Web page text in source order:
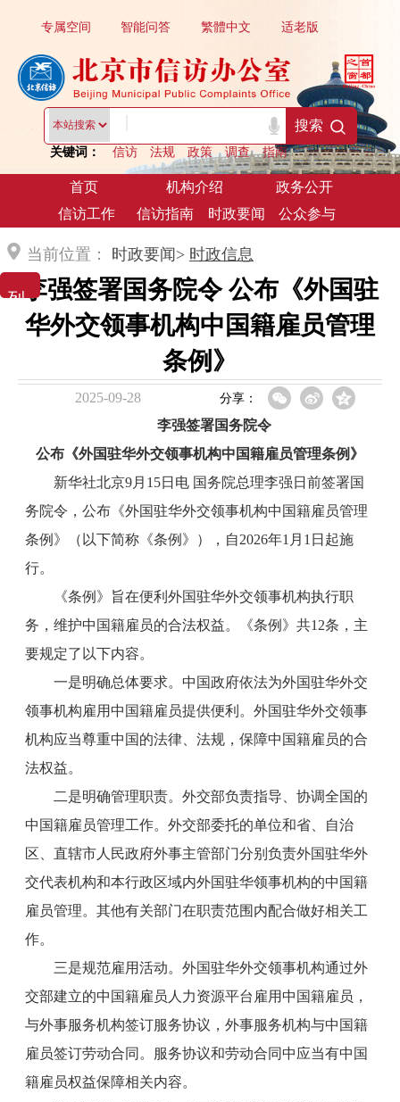
关键词： 信访 法规 政策 调查 指南
搜索
繁體中文
专属空间 适老版
智能问答
首页 机构介绍
政务公开
信访工作
信访指南 时政要闻 公众参与
当前位置： 时政要闻> 时政信息
李强签署国务院令 公布《外国驻
华外交领事机构中国籍雇员管理
条例》
2025-09-28 分享：
李强签署国务院令
公布《外国驻华外交领事机构中国籍雇员管理条例》
新华社北京9月15日电 国务院总理李强日前签署国
务院令，公布《外国驻华外交领事机构中国籍雇员管理
条例》（以下简称《条例》），自2026年1月1日起施
行。
《条例》旨在便利外国驻华外交领事机构执行职
务，维护中国籍雇员的合法权益。《条例》共12条，主
要规定了以下内容。
一是明确总体要求。中国政府依法为外国驻华外交
领事机构雇用中国籍雇员提供便利。外国驻华外交领事
机构应当尊重中国的法律、法规，保障中国籍雇员的合
法权益。
二是明确管理职责。外交部负责指导、协调全国的
中国籍雇员管理工作。外交部委托的单位和省、自治
区、直辖市人民政府外事主管部门分别负责外国驻华外
交代表机构和本行政区域内外国驻华领事机构的中国籍
雇员管理。其他有关部门在职责范围内配合做好相关工
作。
三是规范雇用活动。外国驻华外交领事机构通过外
交部建立的中国籍雇员人力资源平台雇用中国籍雇员，
与外事服务机构签订服务协议，外事服务机构与中国籍
雇员签订劳动合同。服务协议和劳动合同中应当有中国
籍雇员权益保障相关内容。